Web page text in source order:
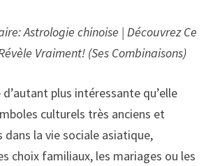
Astrologie chinoise | Découvrez Ce
Vraiment! (Ses Combinaisons)
plus intéressante qu’elle
culturels très anciens et
la vie sociale asiatique,
choix familiaux, les mariages ou les